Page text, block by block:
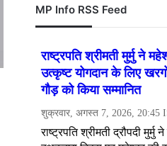
MP Info RSS Feed